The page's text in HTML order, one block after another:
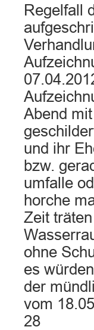
Regelfall
Abend
und ihr
bzw.
umfalle
horche
Zeit
ohne
es
der
vom
28